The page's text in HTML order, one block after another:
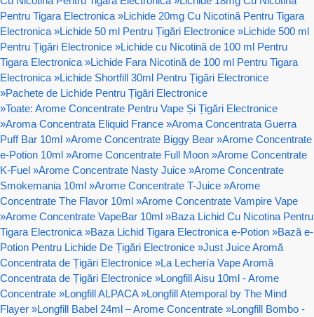
Pentru Tigara Electronica »Lichide 20mg Cu Nicotină Pentru Tigara
Electronica »Lichide 50 ml Pentru Țigări Electronice »Lichide 500 ml
Pentru Țigări Electronice »Lichide cu Nicotină de 100 ml Pentru
Tigara Electronica »Lichide Fara Nicotină de 100 ml Pentru Tigara
Electronica »Lichide Shortfill 30ml Pentru Țigări Electronice
»Pachete de Lichide Pentru Țigări Electronice
»Toate: Arome Concentrate Pentru Vape Și Țigări Electronice
»Aroma Concentrata Eliquid France »Aroma Concentrata Guerra
Puff Bar 10ml »Arome Concentrate Biggy Bear »Arome Concentrate
e-Potion 10ml »Arome Concentrate Full Moon »Arome Concentrate
K-Fuel »Arome Concentrate Nasty Juice »Arome Concentrate
Smokemania 10ml »Arome Concentrate T-Juice »Arome
Concentrate The Flavor 10ml »Arome Concentrate Vampire Vape
»Arome Concentrate VapeBar 10ml »Baza Lichid Cu Nicotina Pentru
Tigara Electronica »Baza Lichid Tigara Electronica e-Potion »Bază e-
Potion Pentru Lichide De Țigări Electronice »Just Juice Aromă
Concentrata de Țigări Electronice »La Lechería Vape Aromă
Concentrata de Țigări Electronice »Longfill Aisu 10ml - Arome
Concentrate »Longfill ALPACA »Longfill Atemporal by The Mind
Flayer »Longfill Babel 24ml – Arome Concentrate »Longfill Bombo -